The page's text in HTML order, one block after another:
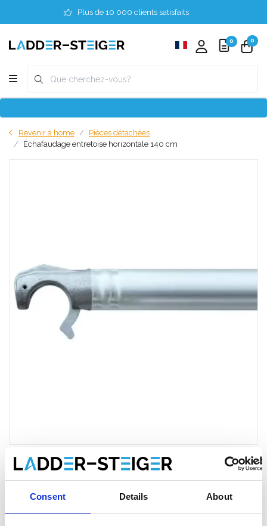
Consent Details About
Plus de 10 000 clients satisfaits
0 0
Revenir à home
Pièces détachées
Échafaudage entretoise horizontale 140 cm
Échafaudage entretoise
horizontale 140 cm